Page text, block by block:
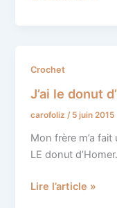
Crochet
J’ai le donut
carofoliz/ 5 juin 2015
Mon frère m’a
LE donut
J’ai
donut
d’Homer
!
Lire l’article »